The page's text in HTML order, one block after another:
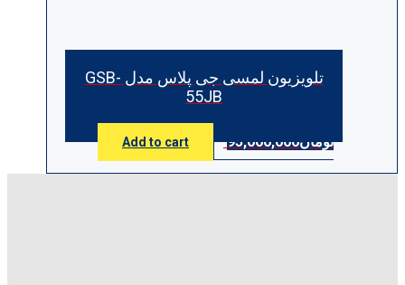
تلویزیون لمسی جی پلاس مدل GSB-
55JB
تومان95,000,000
Add to cart